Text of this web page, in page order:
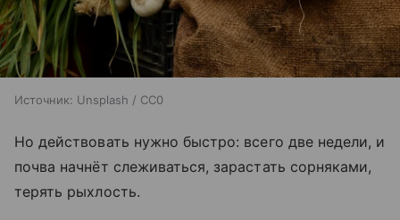
Источник: Unsplash / CC0
Но действовать нужно быстро: всего две недели, и
почва начнёт слеживаться, зарастать сорняками,
терять рыхлость.